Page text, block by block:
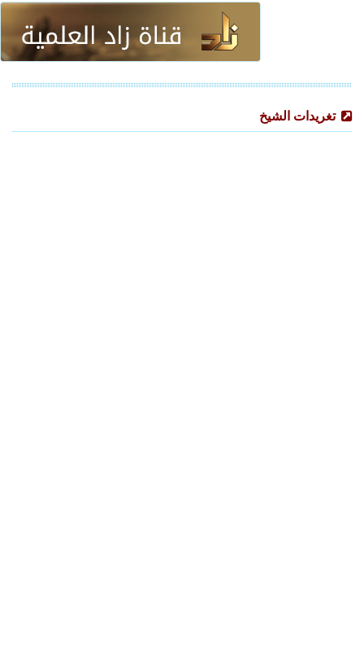
تغريدات الشيخ